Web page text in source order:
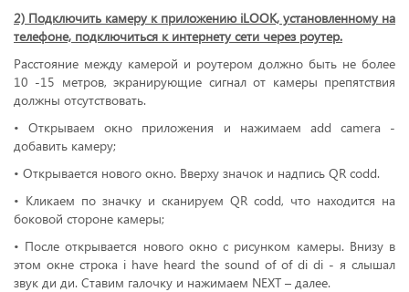
2) Подключить камеру к приложению iLOOK, установленному на
телефоне, подключиться к интернету сети через роутер.
Расстояние между камерой и роутером должно быть не более
10 -15 метров, экранирующие сигнал от камеры препятствия
должны отсутствовать.
• Открываем окно приложения и нажимаем add camera -
добавить камеру;
• Открывается нового окно. Вверху значок и надпись QR codd.
• Кликаем по значку и сканируем QR codd, что находится на
боковой стороне камеры;
• После открывается нового окно с рисунком камеры. Внизу в
этом окне строка i have heard the sound of of di di - я слышал
звук ди ди. Ставим галочку и нажимаем NEXT – далее.